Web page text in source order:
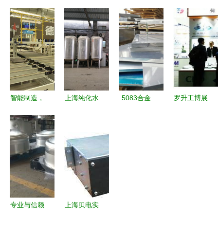
责任，在上
海被起诉后
可能会怎么
判？
2010慕尼
黑上海分析
生化展，赋
能创新分析
服务
务引领邻里
新风尚
信用服务行
业协会第三
届第三次会
员大会 助
力上海服务
升级
智能制造，
中国板材与
定制家居大
会在上海绽
放服务新篇
章
上海纯化水
离子与辉月
RO反渗透
技术的工业
应用
5083合金
罗升工博展
专业与信赖
上海贝电实